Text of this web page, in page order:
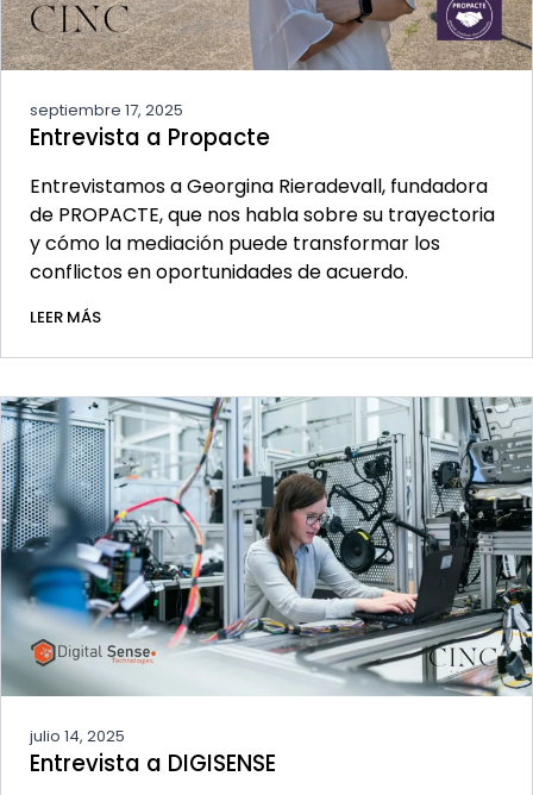
septiembre 17, 2025
Entrevista a Propacte
Entrevistamos a Georgina Rieradevall, fundadora
de PROPACTE, que nos habla sobre su trayectoria
y cómo la mediación puede transformar los
conflictos en oportunidades de acuerdo.
LEER MÁS
julio 14, 2025
Entrevista a DIGISENSE